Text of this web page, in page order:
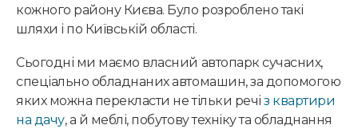
кожного району Києва. Було розроблено такі
шляхи і по Київській області.
Сьогодні ми маємо власний автопарк сучасних,
спеціально обладнаних автомашин, за допомогою
яких можна перекласти не тільки речіз квартири
на дачу, а й меблі, побутову техніку та обладнання